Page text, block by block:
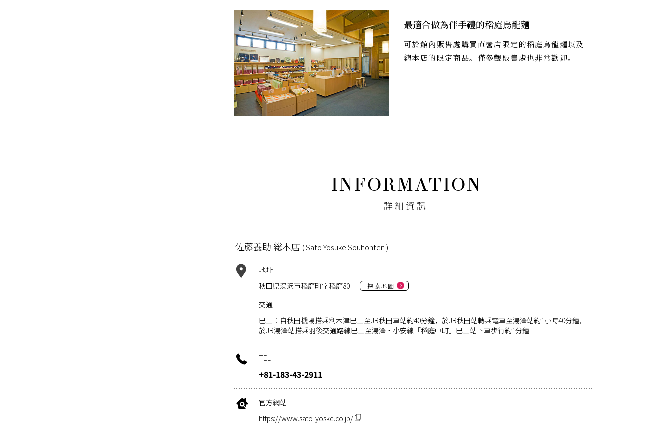
最適合做為伴手禮的稻庭烏龍麵
可於館內販售處購買直營店限定的稻庭烏龍麵以及
總本店的限定商品。僅參觀販售處也非常歡迎。
詳細資訊
佐藤養助 総本店 ( Sato Yosuke Souhonten )
地址
秋田県湯沢市稲庭町字稲庭80
探索地圖
交通
巴士：自秋田機場搭乘利木津巴士至JR秋田車站約40分鐘，於JR秋田站轉乘電車至湯澤站約1小時40分鐘，
於JR湯澤站搭乘羽後交通路線巴士至湯澤・小安線「稻庭中町」巴士站下車步行約1分鐘
TEL
+81-183-43-2911
官方網站
https://www.sato-yoske.co.jp/